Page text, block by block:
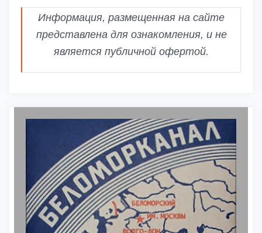
Информация, размещенная на сайте
представлена для ознакомления, и не
является публичной офертой.